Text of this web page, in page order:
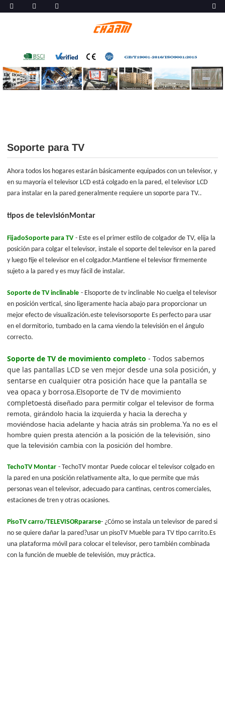
Soporte para TV
Ahora todos los hogares estarán básicamente equipados con un televisor, y
en su mayoría el televisor LCD está colgado en la pared, el televisor LCD
para instalar en la pared generalmente requiere un soporte para TV..
tipos de televisiónMontar
FijadoSoporte para TV - Este es el primer estilo de colgador de TV, elija la
posición para colgar el televisor, instale el soporte del televisor en la pared
y luego fije el televisor en el colgador.Mantiene el televisor firmemente
sujeto a la pared y es muy fácil de instalar.
Soporte de TV inclinable - Elsoporte de tv inclinable No cuelga el televisor
en posición vertical, sino ligeramente hacia abajo para proporcionar un
mejor efecto de visualización.este televisorsoporte Es perfecto para usar
en el dormitorio, tumbado en la cama viendo la televisión en el ángulo
correcto.
Soporte de TV de movimiento completo - Todos sabemos
que las pantallas LCD se ven mejor desde una sola posición, y
sentarse en cualquier otra posición hace que la pantalla se
vea opaca y borrosa.Elsoporte de TV de movimiento
completoestá diseñado para permitir colgar el televisor de forma
remota, girándolo hacia la izquierda y hacia la derecha y
moviéndose hacia adelante y hacia atrás sin problema.Ya no es el
hombre quien presta atención a la posición de la televisión, sino
que la televisión cambia con la posición del hombre.
TechoTV Montar -TechoTV montar Puede colocar el televisor colgado en
la pared en una posición relativamente alta, lo que permite que más
personas vean el televisor, adecuado para cantinas, centros comerciales,
estaciones de tren y otras ocasiones.
PisoTVcarro/TELEVISORpararse- ¿Cómo se instala un televisor de pared si
no se quiere dañar la pared?usar un pisoTV Mueble para TV tipo carrito.Es
una plataforma móvil para colocar el televisor, pero también combinada
con la función de mueble de televisión, muy práctica.